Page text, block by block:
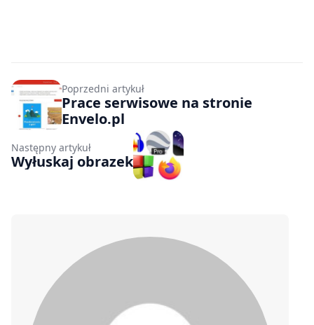
Poprzedni artykuł
Prace serwisowe na stronie
Envelo.pl
Następny artykuł
Wyłuskaj obrazek